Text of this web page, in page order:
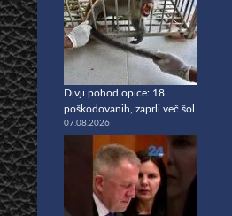
Divji pohod opice: 18
poškodovanih, zaprli več šol
07.08.2026